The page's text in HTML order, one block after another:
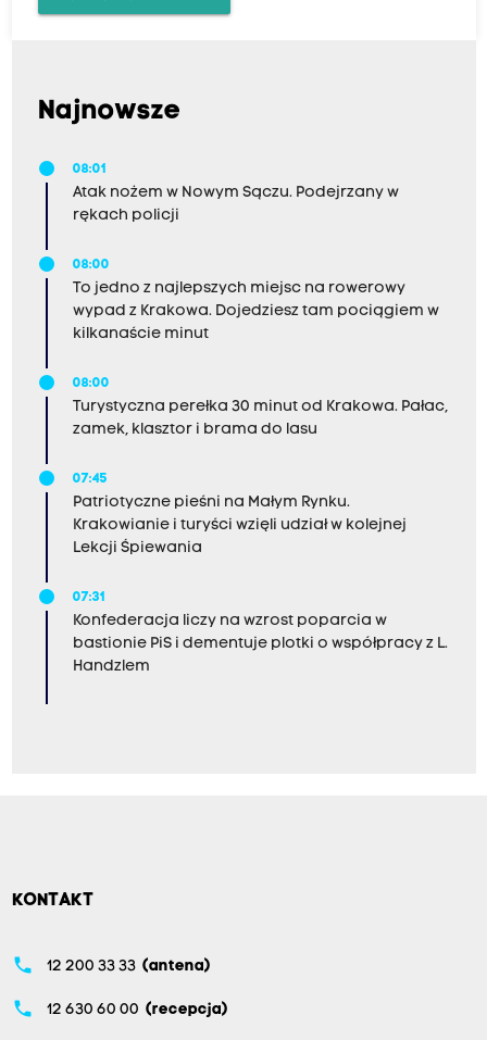
Najnowsze
08:01
Atak nożem w Nowym Sączu. Podejrzany w
rękach policji
08:00
To jedno z najlepszych miejsc na rowerowy
wypad z Krakowa. Dojedziesz tam pociągiem w
kilkanaście minut
08:00
Turystyczna perełka 30 minut od Krakowa. Pałac,
zamek, klasztor i brama do lasu
07:45
Patriotyczne pieśni na Małym Rynku.
Krakowianie i turyści wzięli udział w kolejnej
Lekcji Śpiewania
07:31
Konfederacja liczy na wzrost poparcia w
bastionie PiS i dementuje plotki o współpracy z L.
Handzlem
KONTAKT
phone 12 200 33 33 (antena)
phone 12 630 60 00 (recepcja)